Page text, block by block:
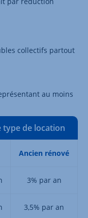
collectifs partout
au moins
type de location
Ancien rénové
3% par an
3,5% par an